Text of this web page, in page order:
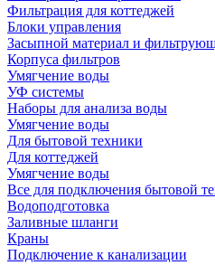
Фильтрация для коттеджей
Блоки управления
Засыпной материал и
Корпуса фильтров
Умягчение воды
УФ системы
Наборы для анализа воды
Умягчение воды
Для бытовой техники
Для коттеджей
Умягчение воды
Все для подключения бытовой
Водоподготовка
Заливные шланги
Краны
Подключение к канализации